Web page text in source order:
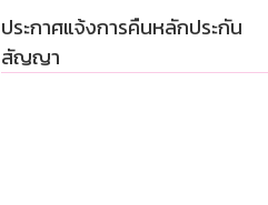
ประกาศแจ้งการคืนหลักประกัน
สัญญา